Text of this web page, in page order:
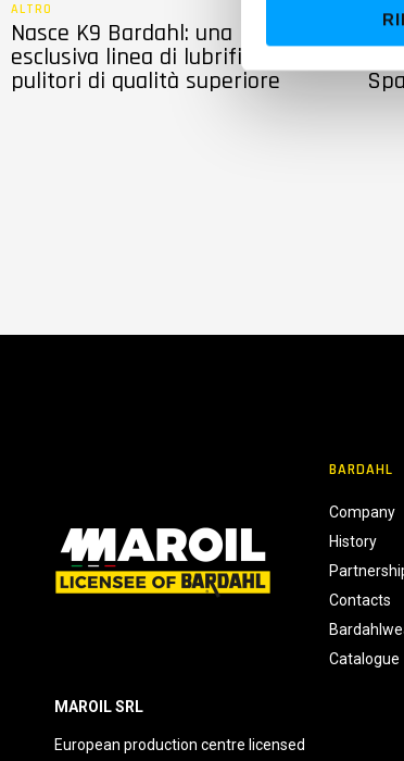
n
e
ALTRO
Nasce K9 Bardahl: una nuova ed
esclusiva linea di lubrificanti e
pulitori di qualità superiore
MOTO
MAROIL SRL
European production centre licensed
BARDAHL
Company
History
Contacts
Catalogue